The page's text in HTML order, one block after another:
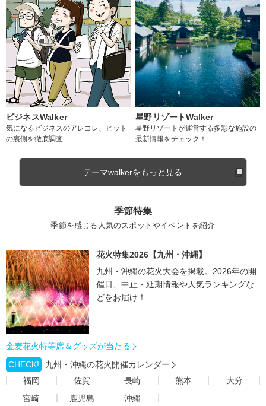
ビジネスWalker
気になるビジネスのアレコレ、ヒット
の裏側を徹底調査
星野リゾートWalker
星野リゾートが運営する多彩な施設の
最新情報をチェック！
テーマwalkerをもっと見る
季節特集
季節を感じる人気のスポットやイベントを紹介
花火特集2026【九州・沖縄】
九州・沖縄の花火大会を掲載。2026年の開
催日、中止・延期情報や人気ランキングな
どをお届け！
金麦花火特等席＆グッズが当たる
CHECK!
九州・沖縄の花火開催カレンダー
福岡
佐賀 長崎 熊本
大分
宮崎
鹿児島 沖縄